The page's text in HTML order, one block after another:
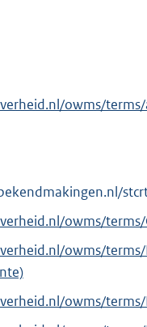
owms/terms/
owms/
owms/
owms/